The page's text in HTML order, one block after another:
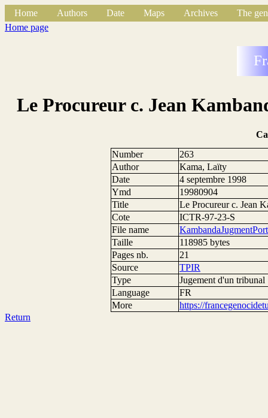
Home Authors Date Maps Archives
The
Home page
Le Procureur c. Jean
Number
263
Author
Kama, Laïty
Date
4 septembre 1998
Ymd
19980904
Title
Le Procureur c. Jean
Cote
ICTR-97-23-S
File name
Taille
118985 bytes
Pages nb.
21
Source
TPIR
Type
Jugement d'un tribunal
Language
FR
More
https://
Return